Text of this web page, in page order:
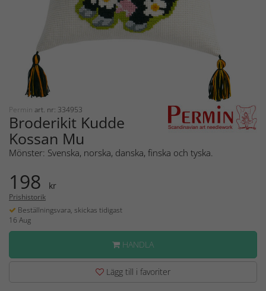
Permin art. nr: 334953
Broderikit Kudde
Kossan Mu
Mönster: Svenska, norska, danska, finska och tyska.
198 kr
Prishistorik
Beställningsvara, skickas tidigast
16 Aug
HANDLA
Lägg till i favoriter